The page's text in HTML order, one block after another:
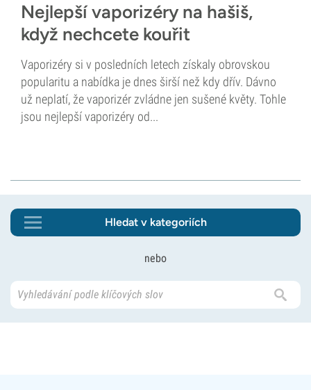
Nejlepší vaporizéry na hašiš,
když nechcete kouřit
Vaporizéry si v posledních letech získaly obrovskou
popularitu a nabídka je dnes širší než kdy dřív. Dávno
už neplatí, že vaporizér zvládne jen sušené květy. Tohle
jsou nejlepší vaporizéry od...
Hledat v kategoriích
nebo